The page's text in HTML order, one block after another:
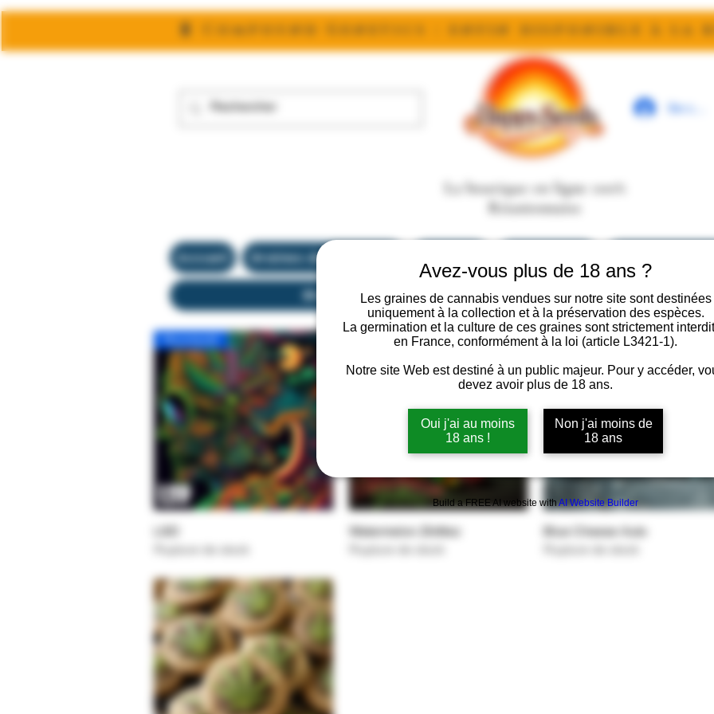
Avez-vous plus de 18 ans ?
Les graines de cannabis vendues sur notre site sont destinées
uniquement à la collection et à la préservation des espèces.
La germination et la culture de ces graines sont strictement
en France, conformément à la loi (article L3421-1).
Notre site Web est destiné à un public majeur. Pour y accéder,
devez avoir plus de 18 ans.
Oui j'ai au moins
18 ans !
Non j'ai moins de
18 ans
Build a FREE AI website withAI Website Builder
🧬 Compound Genetics : enfin disponible à la
Se
La boutique en ligne 100%
Réunionnaise
Accueil Graines de collection
Blog Programme
Nouveauté
LSD
Aperçu rapide
Watermelon Zkittlez
Aperçu rapide
Nouveauté
Blue Cheese Auto